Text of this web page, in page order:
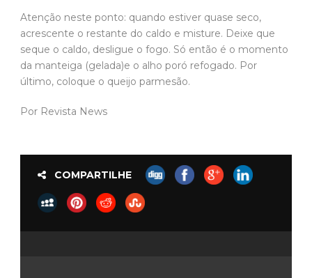
Atenção neste ponto: quando estiver quase seco,
acrescente o restante do caldo e misture. Deixe que
seque o caldo, desligue o fogo. Só então é o momento
da manteiga (gelada)e o alho poró refogado. Por
último, coloque o queijo parmesão.
Por Revista News
COMPARTILHE